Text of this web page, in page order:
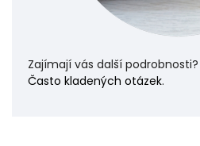
Zajímají vás další
Často kladených otázek.